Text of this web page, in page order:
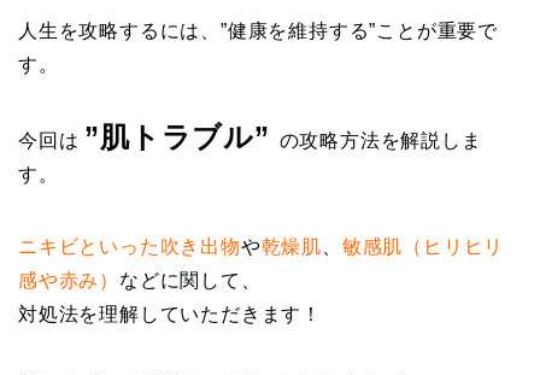
人生を攻略するには、”健康を維持する”ことが重要で
す。
今回は ”肌トラブル” の攻略方法を解説しま
す。
ニキビといった吹き出物や乾燥肌
敏感肌（ヒリヒリ
感や赤み） などに関して、
対処法を理解していただきます！